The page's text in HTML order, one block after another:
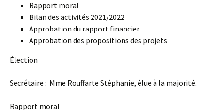
Rapport moral
Bilan des activités 2021/2022
Approbation du rapport financier
Approbation des propositions des projets
Élection
Secrétaire : Mme Rouffarte Stéphanie, élue à la majorité.
Rapport moral